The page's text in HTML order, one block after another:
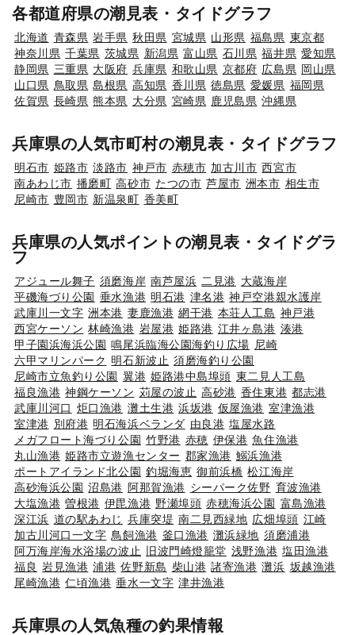
各都道府県の潮見表・タイドグラフ
北海道 青森県 岩手県 秋田県 宮城県 山形県 福島県 東京都
神奈川県 千葉県 茨城県 新潟県 富山県 石川県 福井県 愛知県
静岡県 三重県 大阪府 兵庫県 和歌山県 京都府 広島県 岡山県
山口県 鳥取県 島根県 高知県 香川県 徳島県 愛媛県 福岡県
佐賀県 長崎県 熊本県 大分県 宮崎県 鹿児島県 沖縄県
兵庫県の人気市町村の潮見表・タイドグラフ
明石市 姫路市 淡路市 神戸市 赤穂市 加古川市 西宮市
南あわじ市 播磨町 高砂市 たつの市 芦屋市 洲本市 相生市
尼崎市 豊岡市 新温泉町 香美町
兵庫県の人気ポイントの潮見表・タイドグラ
フ
アジュール舞子 須磨海岸 南芦屋浜 二見港 大蔵海岸
平磯海づり公園 垂水漁港 明石港 津名港 神戸空港親水護岸
武庫川一文字 洲本港 妻鹿漁港 網干港 本荘人工島 神戸港
西宮ケーソン 林崎漁港 岩屋港 姫路港 江井ヶ島港 湊港
甲子園浜海浜公園 鳴尾浜臨海公園海釣り広場 尼崎
六甲マリンパーク 明石新波止 須磨海釣り公園
尼崎市立魚釣り公園 翼港 姫路港中島埠頭 東二見人工島
福良漁港 神鋼ケーソン 苅屋の波止 高砂港 香住東港 都志港
武庫川河口 炬口漁港 灘土生港 浜坂港 仮屋漁港 室津漁港
室津港 別府港 明石海浜ベランダ 由良港 塩屋水路
メガフロート海づり公園 竹野港 赤穂 伊保港 魚住漁港
丸山漁港 姫路市立遊漁センター 郡家漁港 鰯浜漁港
ポートアイランド北公園 釣堀海恵 御前浜橋 松江海岸
高砂海浜公園 沼島港 阿那賀漁港 シーパーク佐野 育波漁港
大塩漁港 曽根港 伊毘漁港 野瀬埠頭 赤穂海浜公園 富島漁港
深江浜 道の駅あわじ 兵庫突堤 南二見西緑地 広畑埠頭 江崎
加古川河口一文字 鳥飼漁港 釜口漁港 灘浜緑地 須磨浦港
阿万海岸海水浴場の波止 旧波門崎燈籠堂 浅野漁港 塩田漁港
福良 岩見漁港 浦港 佐野新島 柴山港 諸寄漁港 灘浜 坂越漁港
尾崎漁港 仁頃漁港 垂水一文字 津井漁港
兵庫県の人気魚種の釣果情報